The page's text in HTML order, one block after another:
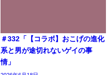
＃332「【コラボ】おこげの進化
系と男が途切れないゲイの事
情」